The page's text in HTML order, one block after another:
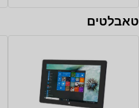
טאבלטים